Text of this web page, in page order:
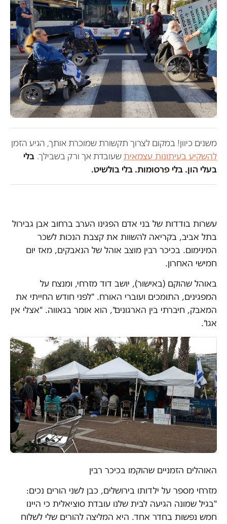
משנים כיוון! במקום לצרוך תקשורת שמוכרת אותך, הגיע הזמן
להשקיע בעיתונות עצמאיתשעובדת אך ורק בשבילך. בלי
בעלי הון. בלי פרסומות. בלי בולשיט.
עשרות בודדות של בני אדם הפגינו הערב ברחוב אבן גבירול
בתל אביב, בקריאה להשוות את קצבת הנכות לשכר
המינימום. בכיכר רבין מוצב אוהל של הנאבקים, מאז יום
חמישי האחרון.
באוהל שהוקם (באישור), יושב דוד מזרחי, ומנצח על
המפגינים, התומכים ועוברי האורח. "לפני חודש החייתי את
המאבק, חיברתי בין הארגונים", הוא אומר בגאווה. "אצלי אין
אגו".
האוהלים הזמניים שהוקמו בכיכר רבין
מזרחי מספר על ילדותו בירושלים, כבן לשני הורים נכים:
"בגיל שמונה הגיעה לבית שלנו עובדת סוציאלית כי היינו
חמש נפשות בחדר אחד. היא המליצה להורים שלי לשלוח